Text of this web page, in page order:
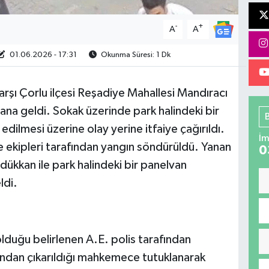
A- A+
01.06.2026 - 17:31 Okunma Süresi: 1 Dk
Çorlu ilçesi Reşadiye Mahallesi Mandıracı
geldi. Sokak üzerinde park halindeki bir
üzerine olay yerine itfaiye çağırıldı.
tarafından yangın söndürüldü. Yanan
ile park halindeki bir panelvan
belirlenen A.E. polis tarafından
çıkarıldığı mahkemece tutuklanarak